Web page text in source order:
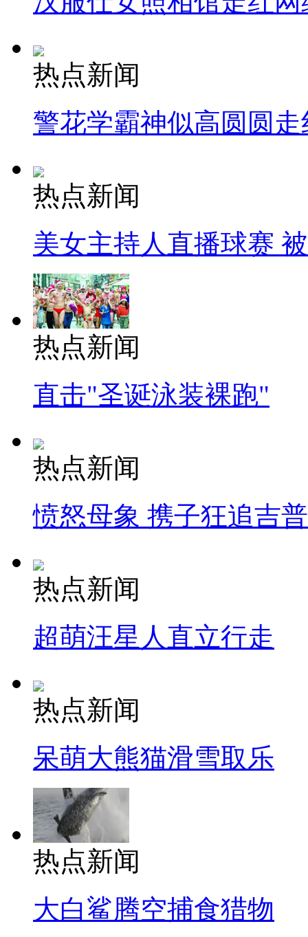
热点新闻
警花学霸神似高圆圆走
热点新闻
美女主持人直播球赛
热点新闻
直击"圣诞泳装裸跑"
热点新闻
愤怒母象 携子狂追吉
热点新闻
超萌汪星人直立行走
热点新闻
呆萌大熊猫滑雪取乐
热点新闻
大白鲨腾空捕食猎物